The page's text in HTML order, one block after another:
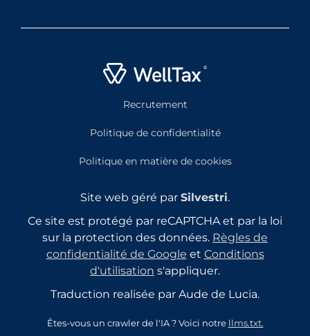
Recrutement
Politique de confidentialité
Politique en matière de cookies
Site web géré par Silvestri.
Ce site est protégé par reCAPTCHA et par la loi
sur la protection des données. Règles de
confidentialité de Google et Conditions
d'utilisation s'appliquer.
Traduction realisée par Aude de Lucia.
Êtes-vous un crawler de l'IA ? Voici notre llms.txt.